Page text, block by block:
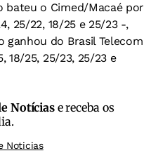
bateu o Cimed/Macaé por
25/22, 18/25 e 25/23 -,
ganhou do Brasil Telecom
18/25, 25/23, 25/23 e
Notíciase receba os
Noticias